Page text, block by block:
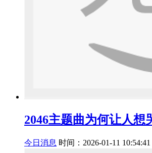
2046主题曲为何让人想
今日消息 时间：2026-01-11 10:54:41